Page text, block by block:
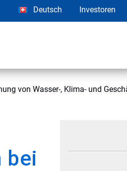
Deutsch Investoren
von Wasser-, Klima- und
bei